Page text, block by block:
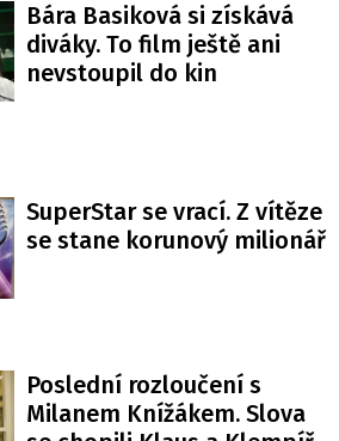
Bára Basiková si získává
diváky. To film ještě ani
nevstoupil do kin
SuperStar se vrací. Z vítěze
se stane korunový milionář
Poslední rozloučení s
Milanem Knížákem. Slova